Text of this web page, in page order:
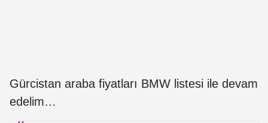
Gürcistan araba fiyatları BMW listesi ile devam
edelim…